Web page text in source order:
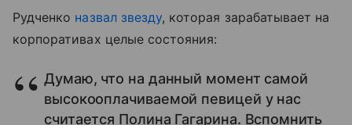
Рудченко назвал звезду, которая зарабатывает на
корпоративах целые состояния:
Думаю, что на данный момент самой
высокооплачиваемой певицей у нас
считается Полина Гагарина. Вспомнить